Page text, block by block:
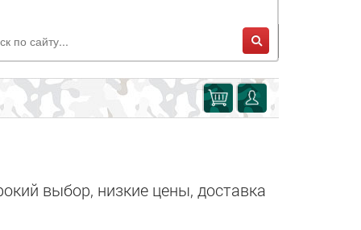
выбор, низкие цены, доставка